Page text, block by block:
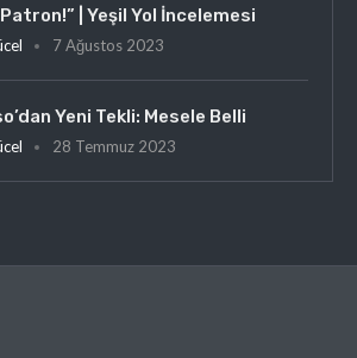
| Yeşil Yol İncelemesi
7 Ağustos 2023
Yeni Tekli: Mesele Belli
28 Temmuz 2023